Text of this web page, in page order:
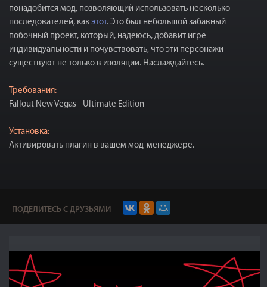
понадобится мод, позволяющий использовать несколько
последователей, как этот. Это был небольшой забавный
побочный проект, который, надеюсь, добавит игре
индивидуальности и почувствовать, что эти персонажи
существуют не только в изоляции. Наслаждайтесь.
Требования:
Fallout New Vegas - Ultimate Edition
Установка:
Активировать плагин в вашем мод-менеджере.
ПОДЕЛИТЕСЬ С ДРУЗЬЯМИ